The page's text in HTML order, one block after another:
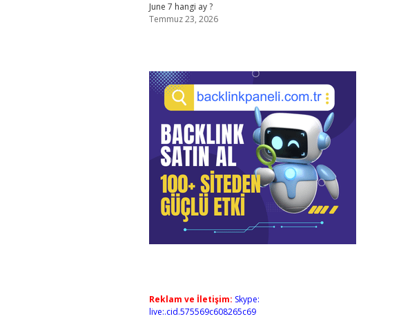
June 7 hangi ay ?
Temmuz 23, 2026
Reklam ve İletişim: Skype:
live:.cid.575569c608265c69